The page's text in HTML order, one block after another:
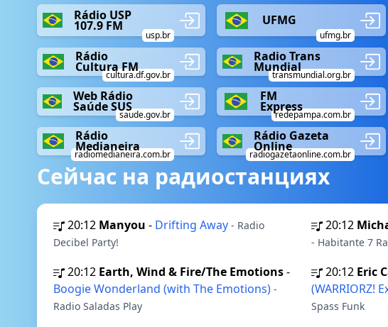
Rádio USP
107.9 FM
usp.br
UFMG
ufmg.br
Rádio
Cultura FM
cultura.df.gov.br
Radio Trans
Mundial
transmundial.org.br
Web Rádio
Saúde SUS
saude.gov.br
FM
Express
redepampa.com.br
Rádio
Medianeira
radiomedianeira.com.br
Rádio Gazeta
Online
radiogazetaonline.com.br
Сейчас на радиостанциях
20:12 Manyou - Drifting Away - Radio
Decibel Party!
20:12
- Habitante 7
20:12 Earth, Wind & Fire/The Emotions-
Boogie Wonderland (with The Emotions) -
Radio Saladas Play
20:12 Eric
(WARRIORZ!
Spass Funk